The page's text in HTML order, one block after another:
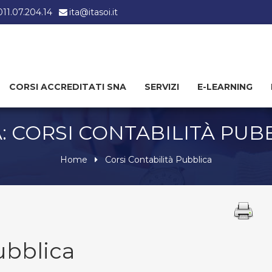
ita@itasoi.it
CORSI ACCREDITATI SNA SERVIZI E-LEARNING
CORSI CONTABILITÀ
Home Corsi Contabilità Pubblica